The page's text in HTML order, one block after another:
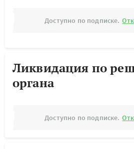
Доступно по подписке.
Ликвидация по
органа
Доступно по подписке.